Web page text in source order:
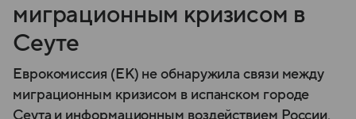
миграционным кризисом в
Сеуте
Еврокомиссия (ЕК) не обнаружила связи между
миграционным кризисом в испанском городе
Сеута и информационным воздействием России,